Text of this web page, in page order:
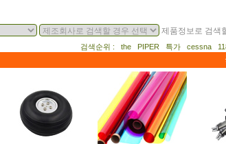
제품정보로 검색
검색순위 : the PIPER 특가 cessna